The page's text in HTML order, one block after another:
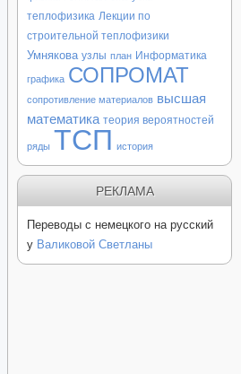
теплофизика Лекции по
строительной теплофизики
Умнякова узлы план Информатика
графика СОПРОМАТ
сопротивление материалов высшая
математика теория вероятностей
ряды ТСП история
РЕКЛАМА
Переводы с немецкого на русский
у Валиковой Светланы